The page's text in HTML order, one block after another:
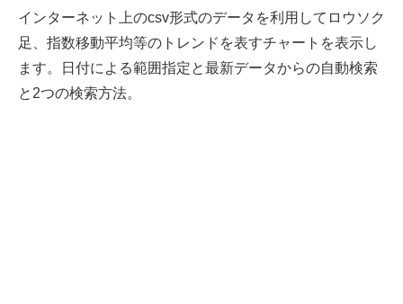
インターネット上のcsv形式のデータを利用してロウソク
足、指数移動平均等のトレンドを表すチャートを表示し
ます。日付による範囲指定と最新データからの自動検索
と2つの検索方法。